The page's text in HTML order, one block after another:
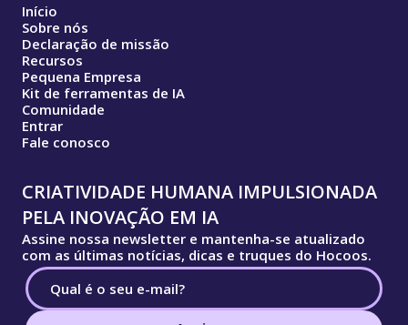
Início
Sobre nós
Declaração de missão
Recursos
Pequena Empresa
Kit de ferramentas de IA
Comunidade
Entrar
Fale conosco
CRIATIVIDADE HUMANA IMPULSIONADA
PELA INOVAÇÃO EM IA
Assine nossa newsletter e mantenha-se atualizado
com as últimas notícias, dicas e truques do Hocoos.